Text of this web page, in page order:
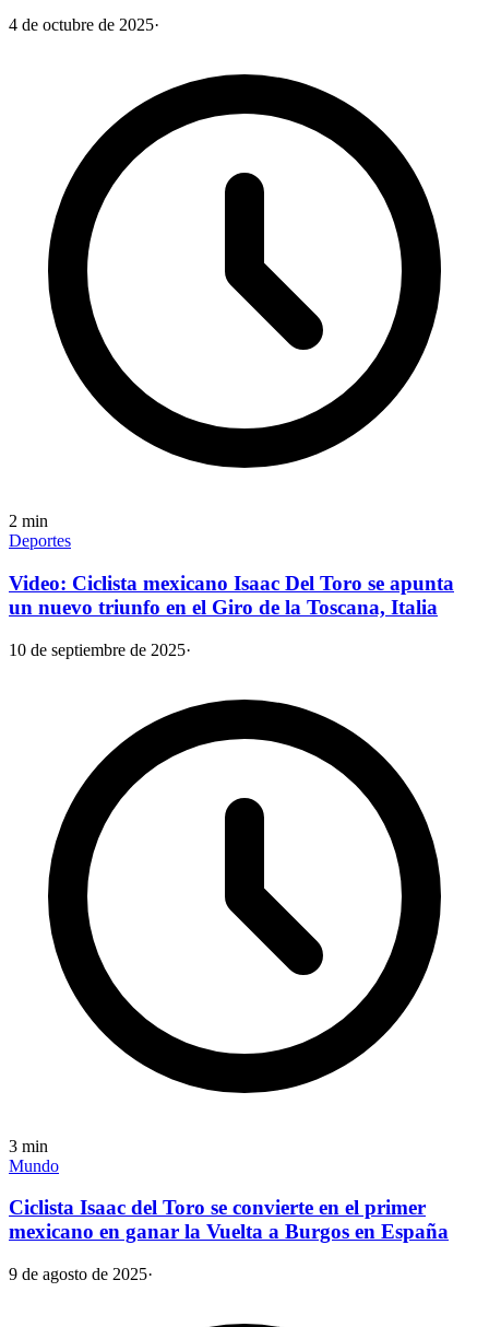
4 de octubre de 2025·
2 min
Deportes
Video: Ciclista mexicano Isaac Del Toro se apunta
un nuevo triunfo en el Giro de la Toscana, Italia
10 de septiembre de 2025·
3 min
Mundo
Ciclista Isaac del Toro se convierte en el primer
mexicano en ganar la Vuelta a Burgos en España
9 de agosto de 2025·